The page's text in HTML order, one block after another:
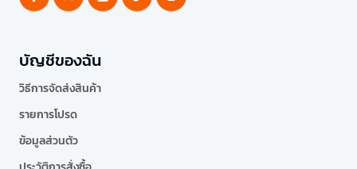
บัญชีของฉัน
วิธีการจัดส่งสินค้า
รายการโปรด
ข้อมูลส่วนตัว